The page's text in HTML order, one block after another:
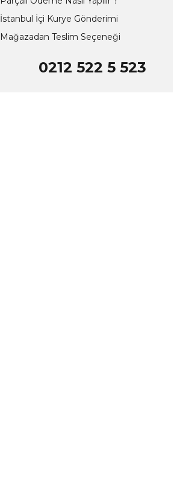
İstanbul İçi Kurye Gönderimi
Mağazadan Teslim Seçeneği
0212 522 5 523